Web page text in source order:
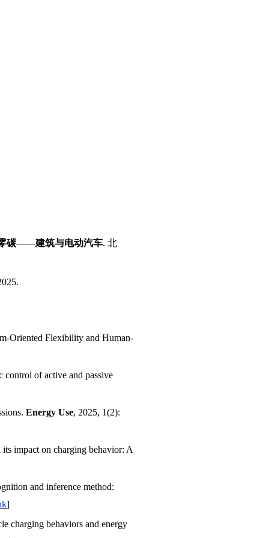
碳——建筑与电动汽车. 北
.
Oriented Flexibility and Human-
control of active and passive
Energy Use, 2025, 1(2):
impact on charging behavior: A
and inference method:
]
charging behaviors and energy